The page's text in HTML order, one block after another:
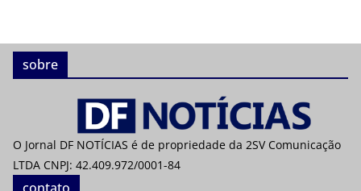
sobre
O Jornal DF NOTÍCIAS é de propriedade da 2SV Comunicação
LTDA CNPJ: 42.409.972/0001-84